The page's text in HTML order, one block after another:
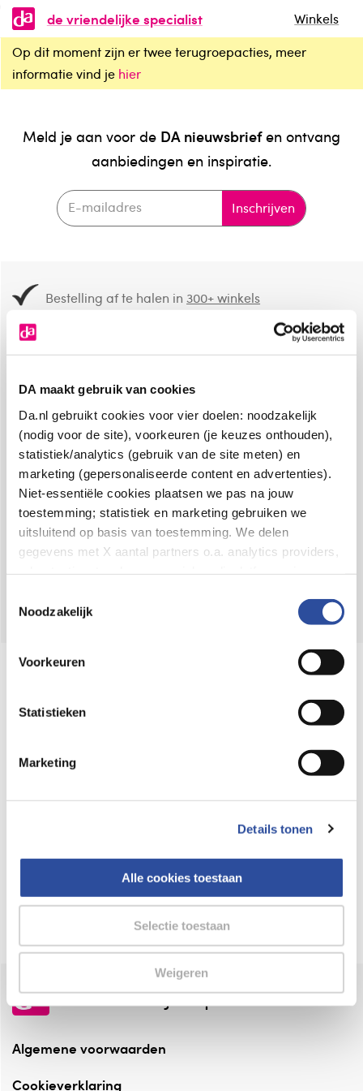
DA maakt gebruik van cookies
Da.nl gebruikt cookies voor vier doelen: noodzakelijk
(nodig voor de site), voorkeuren (je keuzes onthouden),
statistiek/analytics (gebruik van de site meten) en
marketing (gepersonaliseerde content en advertenties).
Niet-essentiële cookies plaatsen we pas na jouw
toestemming; statistiek en marketing gebruiken we
uitsluitend op basis van toestemming. We delen
gegevens met X aantal partners o.a. analytics providers,
en de bewaartermijnen per categorie. Je kunt je keuze op
gegevensverwerking staat in de
Privacyverklaring
Noodzakelijk
Voorkeuren
Statistieken
Marketing
Details tonen
Alle cookies toestaan
Selectie toestaan
Weigeren
de vriendelijke specialist
Winkels
Op dit moment zijn er twee terugroepacties, meer
informatie vind je hier
Meld je aan voor de DA nieuwsbriefen ontvang
aanbiedingen en inspiratie.
Inschrijven
Bestelling af te halen in300+ winkels
8.6 uit4.106 reviews
Over DA
Klantenservice
Assortiment
VolgDAop:
Online aanbieder medicijnen
webshop mag verkopen.
⁠Verantwoorde zorg, ⁠ook online.
Altijd onze folder bij de hand
Check onze folders ⁠bij AlleFolders.
de vriendelijke specialist
Algemene voorwaarden
Cookieverklaring